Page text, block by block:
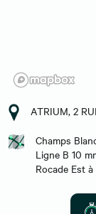
ATRIUM, 2
Champs
Ligne B 10
Rocade Est